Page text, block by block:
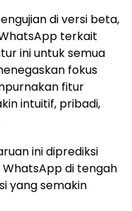
di versi beta,
terkait
ini untuk semua
fokus
fitur
intuitif, pribadi,
ini diprediksi
di tengah
yang semakin